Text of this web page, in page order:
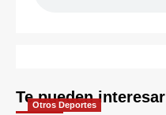
Te pueden interesar
Otros Deportes